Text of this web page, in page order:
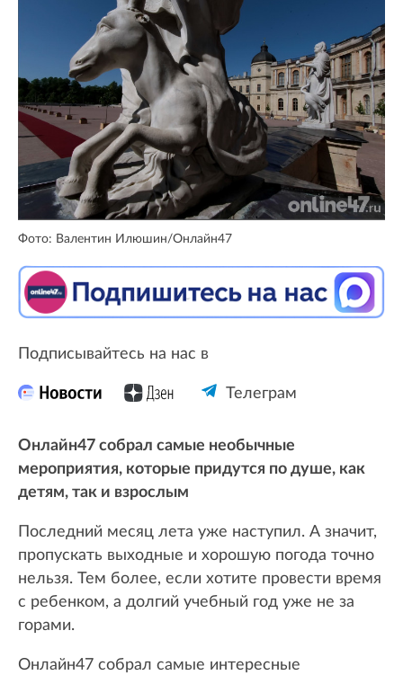
Фото: Валентин Илюшин/Онлайн47
Подписывайтесь на нас в
Телеграм
Онлайн47 собрал самые необычные
мероприятия, которые придутся по душе, как
детям, так и взрослым
Последний месяц лета уже наступил. А значит,
пропускать выходные и хорошую погода точно
нельзя. Тем более, если хотите провести время
с ребенком, а долгий учебный год уже не за
горами.
Онлайн47 собрал самые интересные